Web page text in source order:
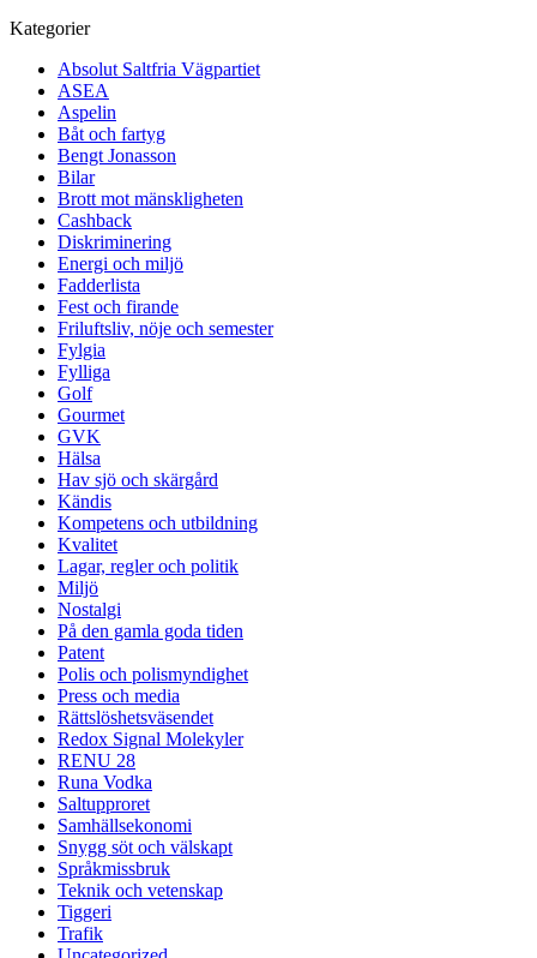
Kategorier
Absolut Saltfria Vägpartiet
ASEA
Aspelin
Båt och fartyg
Bengt Jonasson
Bilar
Brott mot mänskligheten
Cashback
Diskriminering
Energi och miljö
Fadderlista
Fest och firande
Friluftsliv, nöje och semester
Fylgia
Fylliga
Golf
Gourmet
GVK
Hälsa
Hav sjö och skärgård
Kändis
Kompetens och utbildning
Kvalitet
Lagar, regler och politik
Miljö
Nostalgi
På den gamla goda tiden
Patent
Polis och polismyndighet
Press och media
Rättslöshetsväsendet
Redox Signal Molekyler
RENU 28
Runa Vodka
Saltupproret
Samhällsekonomi
Snygg söt och välskapt
Språkmissbruk
Teknik och vetenskap
Tiggeri
Trafik